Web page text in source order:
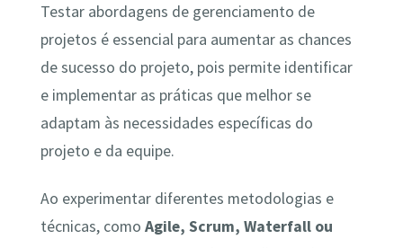
Testar abordagens de gerenciamento de
projetos é essencial para aumentar as chances
de sucesso do projeto, pois permite identificar
e implementar as práticas que melhor se
adaptam às necessidades específicas do
projeto e da equipe.
Ao experimentar diferentes metodologias e
técnicas, como Agile, Scrum, Waterfall ou